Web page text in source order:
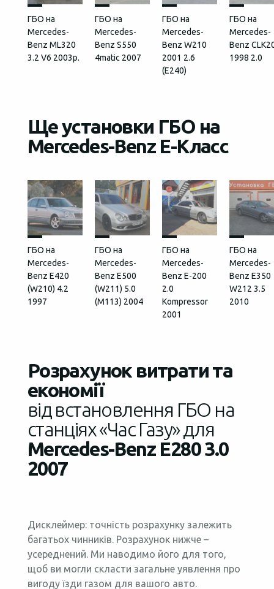
ГБО на
Mercedes-
Benz ML320
3.2 V6 2003р.
ГБО на
Mercedes-
Benz S550
4matic 2007
ГБО на
Mercedes-
Benz W210
2001 2.6
(E240)
ГБО на
Mercedes-
Benz
1998 2.0
Ще установки ГБО на
Mercedes-Benz E-Класс
ГБО на
Mercedes-
Benz E420
(W210) 4.2
1997
ГБО на
Mercedes-
Benz E500
(W211) 5.0
(M113) 2004
ГБО на
Mercedes-
Benz E-200
2.0
Kompressor
2001
ГБО на
Mercedes-
Benz E350
W212 3.5
2010
Розрахунок витрати та
економії
від встановлення ГБО на
станціях «Час Газу» для
Mercedes-Benz E280 3.0
2007
Дисклеймер: точність розрахунку залежить
багатьох чинників. Розрахунок нижче –
усереднений. Ми наводимо його для того,
щоб ви могли скласти загальне уявлення про
вигоду їзди газом для вашого авто.